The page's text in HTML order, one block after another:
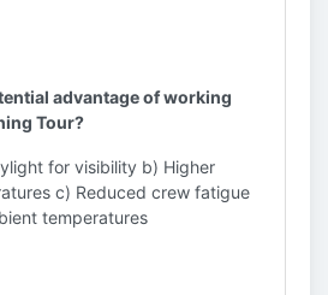
advantage of working
Tour?
for visibility b) Higher
c) Reduced crew fatigue
temperatures